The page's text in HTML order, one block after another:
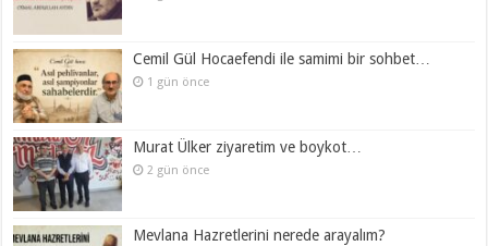
Cemil Gül Hocaefendi ile samimi bir sohbet…
1 gün önce
Murat Ülker ziyaretim ve boykot…
2 gün önce
Mevlana Hazretlerini nerede arayalım?